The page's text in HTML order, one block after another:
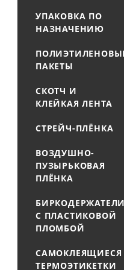
УПАКОВКА ПО
НАЗНАЧЕНИЮ
ПАКЕТЫ
СКОТЧ И
КЛЕЙКАЯ ЛЕНТА
СТРЕЙЧ-ПЛЁНКА
ВОЗДУШНО-
ПУЗЫРЬКОВАЯ
ПЛЁНКА
С ПЛАСТИКОВОЙ
ПЛОМБОЙ
САМОКЛЕЯЩИЕСЯ
ТЕРМОЭТИКЕТКИ